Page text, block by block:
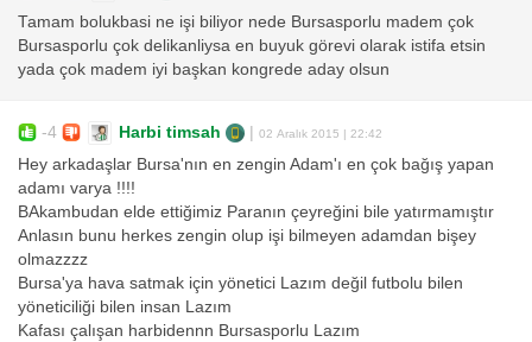
Tamam bolukbasi ne işi biliyor nede Bursasporlu madem çok
Bursasporlu çok delikanliysa en buyuk görevi olarak istifa etsin
yada çok madem iyi başkan kongrede aday olsun
-4 Harbi timsah 02 Aralık 2015 | 22:42
Hey arkadaşlar Bursa'nın en zengin Adam'ı en çok bağış yapan
adamı varya !!!!
BAkambudan elde ettiğimiz Paranın çeyreğini bile yatırmamıştır
Anlasın bunu herkes zengin olup işi bilmeyen adamdan bişey
olmazzzz
Bursa'ya hava satmak için yönetici Lazım değil futbolu bilen
yöneticiliği bilen insan Lazım
Kafası çalışan harbidennn Bursasporlu Lazım